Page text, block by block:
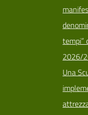
tempi”
2026/
Una